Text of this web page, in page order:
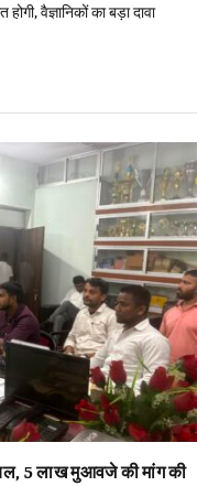
होगी, वैज्ञानिकों का बड़ा दावा
5 लाख मुआवजे की मांग की